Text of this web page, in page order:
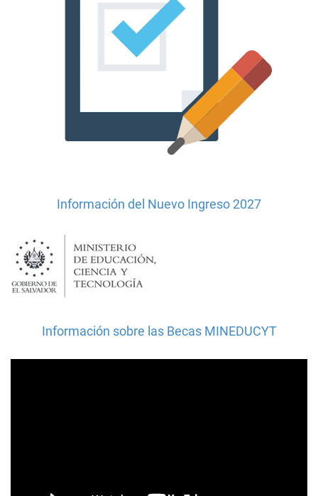
Información del Nuevo Ingreso 2027
Información sobre las Becas MINEDUCYT